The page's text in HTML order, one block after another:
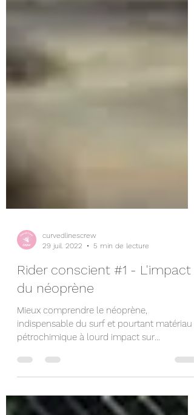
29 juil. 2022
5 min de lecture
Rider conscient #1 - L'impact
du néoprène
Mieux comprendre le néoprène,
indispensable du surf et pourtant matériau
pétrochimique à lourd impact sur